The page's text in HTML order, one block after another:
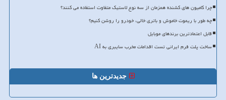
چرا کامیون های کشنده همزمان از سه نوع لاستیک متفاوت استفاده می کنند؟
چه طور با ریموت خاموش و باتری خالی، خودرو را روشن کنیم؟
قابل اعتمادترین برندهای موبایل
ساخت پلت فرم ایرانی تست اقدامات مخرب سایبری به AI
جدیدترین ها